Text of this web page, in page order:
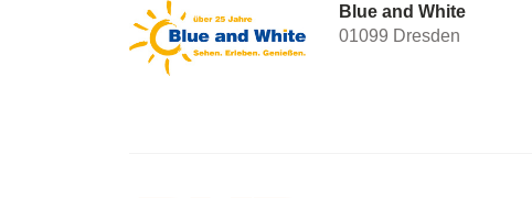
Blue and White
01099 Dresden